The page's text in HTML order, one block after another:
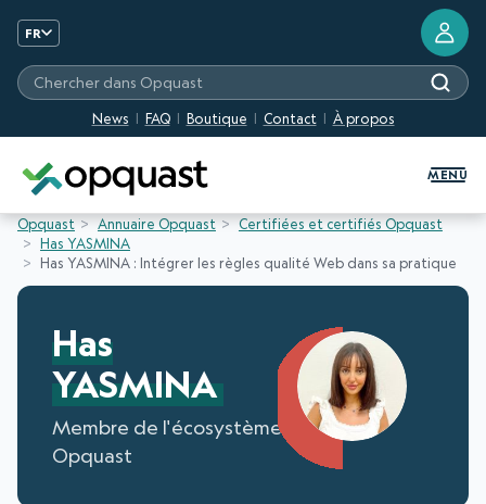
FR
News FAQ Boutique Contact À propos
Chercher dans Opquast
MENU
Opquast Annuaire Opquast
Certifiées et certifiés Opquast
Has YASMINA
Has YASMINA : Intégrer les règles qualité Web dans sa pratique
Has
YASMINA
Membre de l'écosystème
Opquast